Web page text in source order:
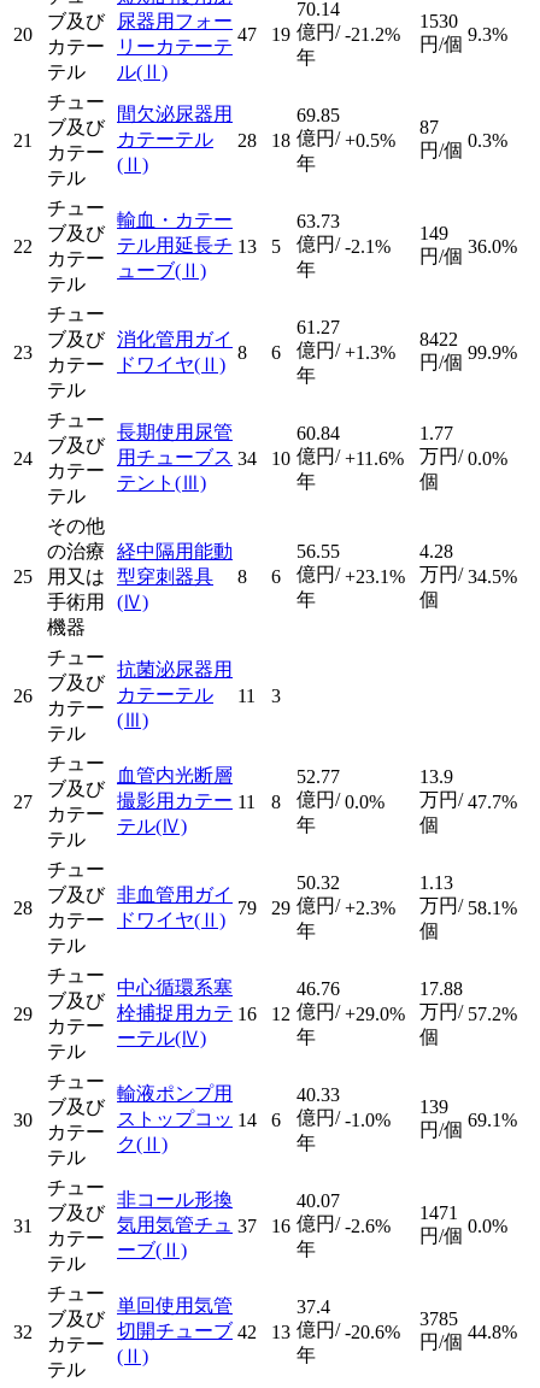
20
ブ及び
カテー
テル
尿器用フォー
リーカテーテ
ル(Ⅱ)
47 19
70.14
億円/
年
-21.2%
1530
円/個 9.3%
21
チュー
ブ及び
カテー
テル
間欠泌尿器用
カテーテル
(Ⅱ)
28 18
69.85
億円/
年
+0.5%
87
円/個 0.3%
22
チュー
ブ及び
カテー
テル
輸血・カテー
テル用延長チ
ューブ(Ⅱ)
13 5
63.73
億円/
年
-2.1%
149
円/個 36.0%
23
チュー
ブ及び
カテー
テル
消化管用ガイ
ドワイヤ(Ⅱ)
8 6
61.27
億円/
年
+1.3%
8422
円/個 99.9%
24
チュー
ブ及び
カテー
テル
長期使用尿管
用チューブス
テント (Ⅲ)
34 10
60.84
億円/
年
+11.6%
1.77
万円/
個
0.0%
25
その他
の治療
用又は
手術用
機器
経中隔用能動
型穿刺器具
(Ⅳ)
8 6
56.55
億円/
年
+23.1%
4.28
万円/
個
34.5%
26
チュー
ブ及び
カテー
テル
抗菌泌尿器用
カテーテル
(Ⅲ)
11 3
27
チュー
ブ及び
カテー
テル
血管内光断層
撮影用カテー
テル(Ⅳ)
11 8
52.77
億円/
年
0.0%
13.9
万円/
個
47.7%
28
チュー
ブ及び
カテー
テル
非血管用ガイ
ドワイヤ(Ⅱ)
79 29
50.32
億円/
年
+2.3%
1.13
万円/
個
58.1%
29
チュー
ブ及び
カテー
テル
中心循環系塞
栓捕捉用カテ
ーテル(Ⅳ)
16 12
46.76
億円/
年
+29.0%
17.88
万円/
個
57.2%
30
チュー
ブ及び
カテー
テル
輸液ポンプ用
ストップコッ
ク(Ⅱ)
14 6
40.33
億円/
年
-1.0%
139
円/個 69.1%
31
チュー
ブ及び
カテー
テル
非コール形換
気用気管チュ
ーブ(Ⅱ)
37 16
40.07
億円/
年
-2.6%
1471
円/個 0.0%
32
チュー
ブ及び
カテー
テル
単回使用気管
切開チューブ
(Ⅱ)
42 13
37.4
億円/
年
-20.6%
3785
円/個 44.8%